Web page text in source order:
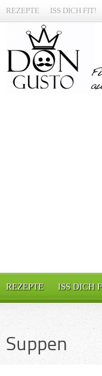
REZEPTE ISS DICH FIT!
REZEPTE ISS DICH
Suppen